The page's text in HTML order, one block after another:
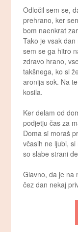
Odločil sem se,
prehrano, ker
bom naenkrat
Tako je vsak
sem se ga hitro
zdravo hrano,
takšnega, ko si
aronija sok. Na
kosila.
Ker delam od
podjetju čas za
Doma si moraš
včasih ne ljubi,
so slabe strani
Glavno, da je na
čez dan nekaj